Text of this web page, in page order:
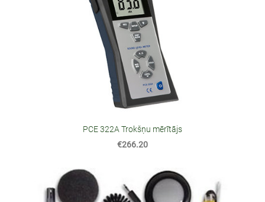
PCE 322A Trokšņu mērītājs
€266.20